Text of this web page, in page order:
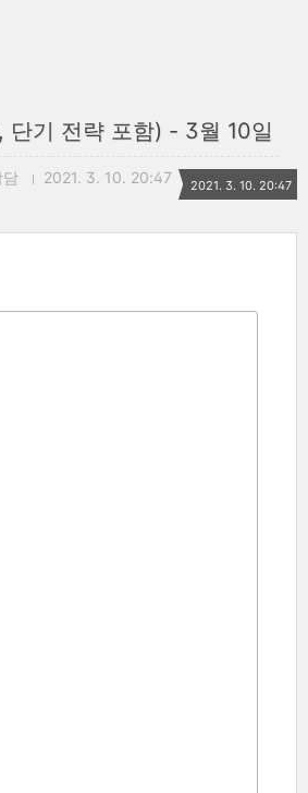
단기 전략 포함) - 3월 10일
담 2021. 3. 10. 20:47 2021. 3. 10. 20:47